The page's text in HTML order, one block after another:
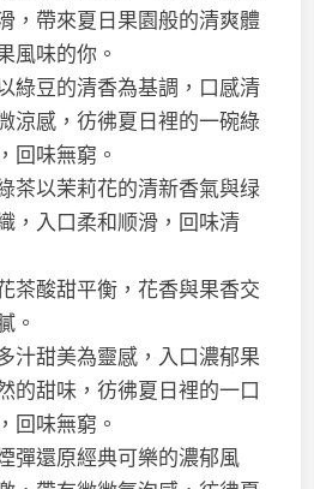
，帶來夏日果園般的清爽體
風味的你。
綠豆的清香為基調，口感清
涼感，彷彿夏日裡的一碗綠
回味無窮。
茶以茉莉花的清新香氣與绿
，入口柔和顺滑，回味清
茶酸甜平衡，花香與果香交
。
汁甜美為靈感，入口濃郁果
的甜味，彷彿夏日裡的一口
回味無窮。
彈還原經典可樂的濃郁風